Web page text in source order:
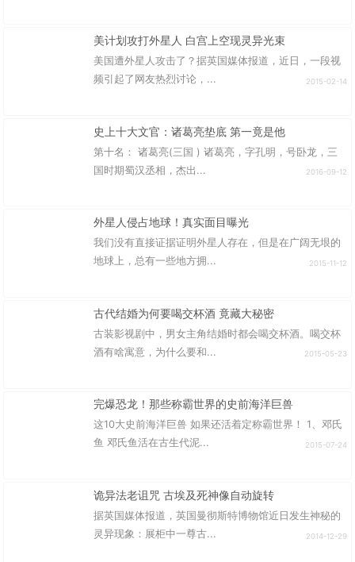
美计划攻打外星人 白宫上空现灵异光束
美国遭外星人攻击了？据英国媒体报道，近日，一段视
频引起了网友热烈讨论，...
2015-02-14
史上十大文官：诸葛亮垫底 第一竟是他
第十名： 诸葛亮(三国 ) 诸葛亮，字孔明，号卧龙，三
国时期蜀汉丞相，杰出...
2016-09-12
外星人侵占地球！真实面目曝光
我们没有直接证据证明外星人存在，但是在广阔无垠的
地球上，总有一些地方拥...
2015-11-12
古代结婚为何要喝交杯酒 竟藏大秘密
古装影视剧中，男女主角结婚时都会喝交杯酒。喝交杯
酒有啥寓意，为什么要和...
2015-05-23
完爆恐龙！那些称霸世界的史前海洋巨兽
这10大史前海洋巨兽 如果还活着定称霸世界！ 1、邓氏
鱼 邓氏鱼活在古生代泥...
2015-07-24
诡异法老诅咒 古埃及死神像自动旋转
据英国媒体报道，英国曼彻斯特博物馆近日发生神秘的
灵异现象：展柜中一尊古...
2014-12-29